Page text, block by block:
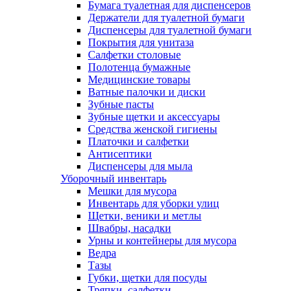
Бумага туалетная для диспенсеров
Держатели для туалетной бумаги
Диспенсеры для туалетной бумаги
Покрытия для унитаза
Салфетки столовые
Полотенца бумажные
Медицинские товары
Ватные палочки и диски
Зубные пасты
Зубные щетки и аксессуары
Средства женской гигиены
Платочки и салфетки
Антисептики
Диспенсеры для мыла
Уборочный инвентарь
Мешки для мусора
Инвентарь для уборки улиц
Щетки, веники и метлы
Швабры, насадки
Урны и контейнеры для мусора
Ведра
Тазы
Губки, щетки для посуды